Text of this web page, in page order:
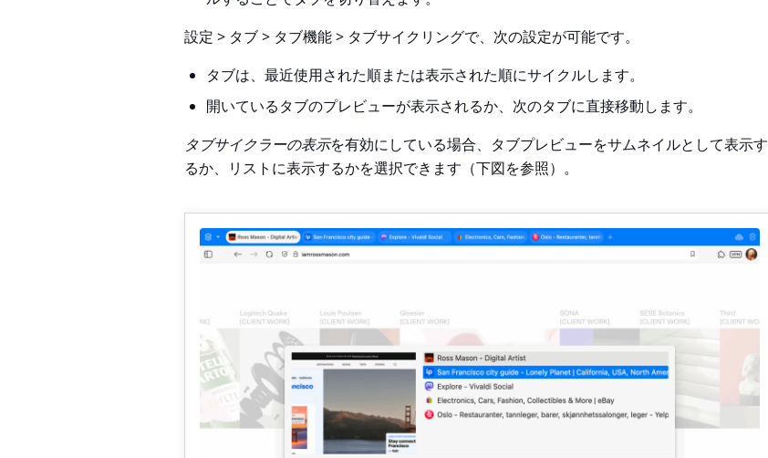
設定 > タブ > タブ機能 > タブサイクリングで、次の設定が可能です。
タブは、最近使用された順または表示された順にサイクルします。
開いているタブのプレビューが表示されるか、次のタブに直接移動します。
タブサイクラーの表示を有効にしている場合、タブプレビューをサムネイルとして表示す
るか、リストに表示するかを選択できます（下図を参照）。